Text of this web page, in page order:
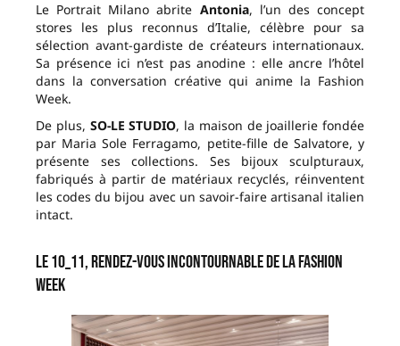
Le Portrait Milano abrite Antonia, l’un des concept
stores les plus reconnus d’Italie, célèbre pour sa
sélection avant-gardiste de créateurs internationaux.
Sa présence ici n’est pas anodine : elle ancre l’hôtel
dans la conversation créative qui anime la Fashion
Week.
De plus, SO-LE STUDIO, la maison de joaillerie fondée
par Maria Sole Ferragamo, petite-fille de Salvatore, y
présente ses collections. Ses bijoux sculpturaux,
fabriqués à partir de matériaux recyclés, réinventent
les codes du bijou avec un savoir-faire artisanal italien
intact.
Le 10_11, rendez-vous incontournable de la Fashion
Week